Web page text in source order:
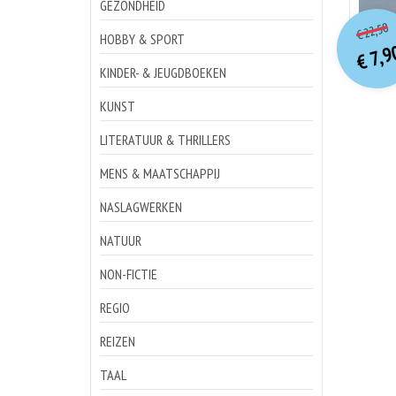
GEZONDHEID
HOBBY & SPORT
KINDER- & JEUGDBOEKEN
KUNST
LITERATUUR & THRILLERS
MENS & MAATSCHAPPIJ
NASLAGWERKEN
NATUUR
NON-FICTIE
REGIO
REIZEN
TAAL
€22,50
€